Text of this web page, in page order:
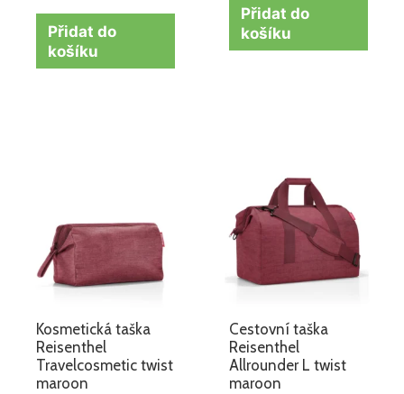
Přidat do
košíku
Přidat do
košíku
Kosmetická taška
Reisenthel
Travelcosmetic twist
maroon
Cestovní taška
Reisenthel
Allrounder L twist
maroon